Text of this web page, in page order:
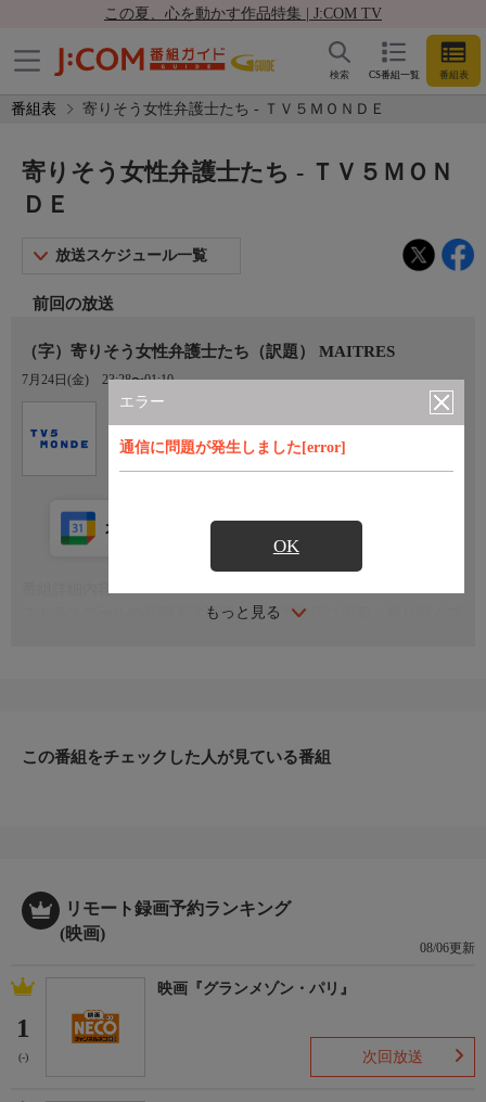
この夏、心を動かす作品特集 | J:COM TV
CS番組一覧 番組表
検索
番組表 寄りそう女性弁護士たち - ＴＶ５ＭＯＮＤＥ
エラー
通信に問題が発生しました[error]
OK
寄りそう女性弁護士たち - ＴＶ５ＭＯＮ
ＤＥ
放送スケジュール一覧
前回の放送
（字）寄りそう女性弁護士たち（訳題） MAITRES
7月24日(金) 23:28〜01:10
もっと見る
カレンダー登録 アプリ視聴
ストラスブールの外国人法専門の法律事務所に密着。粘り強くプ
ジャンル：ドキュメンタリー
この番組をチェックした人が見ている番組
リモート録画予約ランキング
(映画)
08/06更新
1
(-)
映画『グランメゾン・パリ』
次回放送